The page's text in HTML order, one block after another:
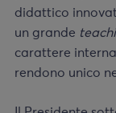
didattico
un grande
carattere
rendono unico